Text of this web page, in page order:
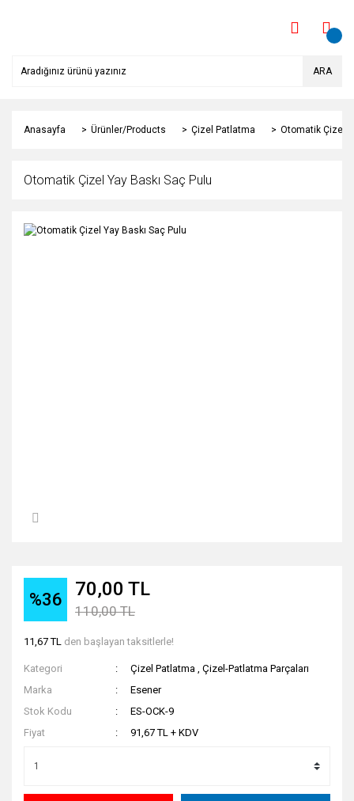
ARA
Anasayfa Ürünler/Products Çizel Patlatma Otomatik Çizel
Otomatik Çizel Yay Baskı Saç Pulu
%36 70,00 TL
110,00 TL
11,67 TL den başlayan taksitlerle!
Kategori Çizel Patlatma ,Çizel-Patlatma Parçaları
Marka
Esener
Stok Kodu
ES-OCK-9
Fiyat
91,67 TL + KDV